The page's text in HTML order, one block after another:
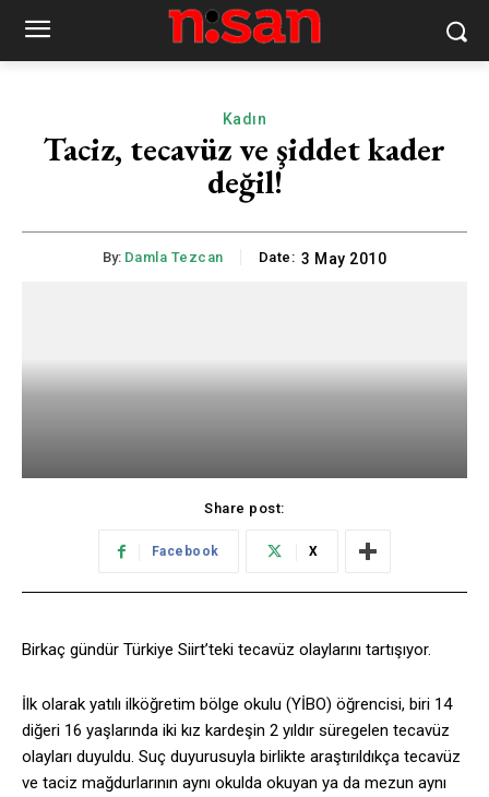
Kadın
Taciz, tecavüz ve şiddet kader
değil!
By: Damla Tezcan Date: 3 May 2010
Share post:
Facebook X
Birkaç gündür Türkiye Siirt’teki tecavüz olaylarını tartışıyor.
İlk olarak yatılı ilköğretim bölge okulu (YİBO) öğrencisi, biri 14
diğeri 16 yaşlarında iki kız kardeşin 2 yıldır süregelen tecavüz
olayları duyuldu. Suç duyurusuyla birlikte araştırıldıkça tecavüz
ve taciz mağdurlarının aynı okulda okuyan ya da mezun aynı